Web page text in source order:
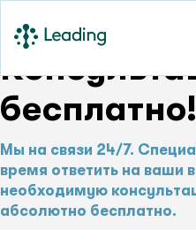
бесплатно!
Мы на связи 24/7.
время ответить на ваши
необходимую
абсолютно бесплатно.